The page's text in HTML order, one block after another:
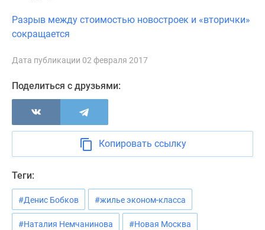
Медиа
Новости
недвижимости
Мнение
эксперта
Аналитика
Покупателю
новостроек
авторы
проекте
Разрыв между стоимостью новостроек и «вторички»
сокращается
Дата публикации 02 февраля 2017
Поделиться с друзьями:
Копировать ссылку
Теги:
#Денис Бобков #жилье эконом-класса
#Наталия Немчанинова #Новая Москва